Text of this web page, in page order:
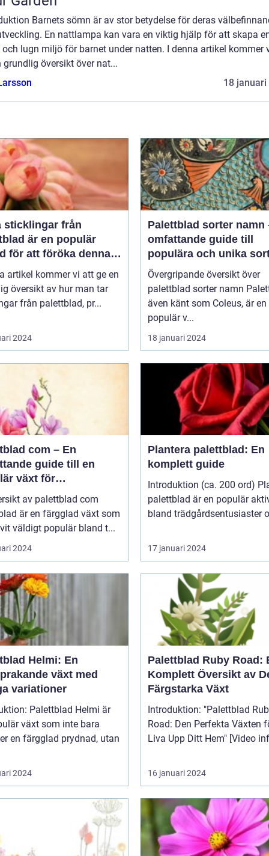
Barnets sömn är av stor betydelse för deras
En nattlampa kan vara en viktig hjälp för att skapa
och lugn miljö för barnet under natten. I denna artikel kommer
grundlig översikt över nat...
18 januari
sticklingar från
är en populär
för att föröka denna
växt på ett effektivt
artikel kommer vi att ge en
översikt av hur man tar
från palettblad, pr...
2024
Palettblad sorter namn
omfattande guide till
populära och unika
Övergripande översikt över
palettblad sorter namn Palettblad,
även känt som Coleus, är en
populär v...
18 januari 2024
com – En
guide till en
växt för
av palettblad com
är en färgglad växt som
väldigt populär bland t...
2024
Plantera palettblad: En
komplett guide
Introduktion (ca. 200 ord)
palettblad är en populär
bland trädgårdsentusiaster
17 januari 2024
Helmi: En
växt med
variationer
Palettblad Helmi är
växt som inte bara
en färgglad prydnad, utan
2024
Palettblad Ruby Road:
Komplett Översikt av
Färgstarka Växt
Introduktion: "Palettblad Ruby
Road: Den Perfekta Växten
Liva Upp Ditt Hem"
16 januari 2024